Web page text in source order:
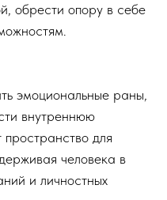
обрести опору в себе
эмоциональные раны,
внутреннюю
для
человека в
и личностных